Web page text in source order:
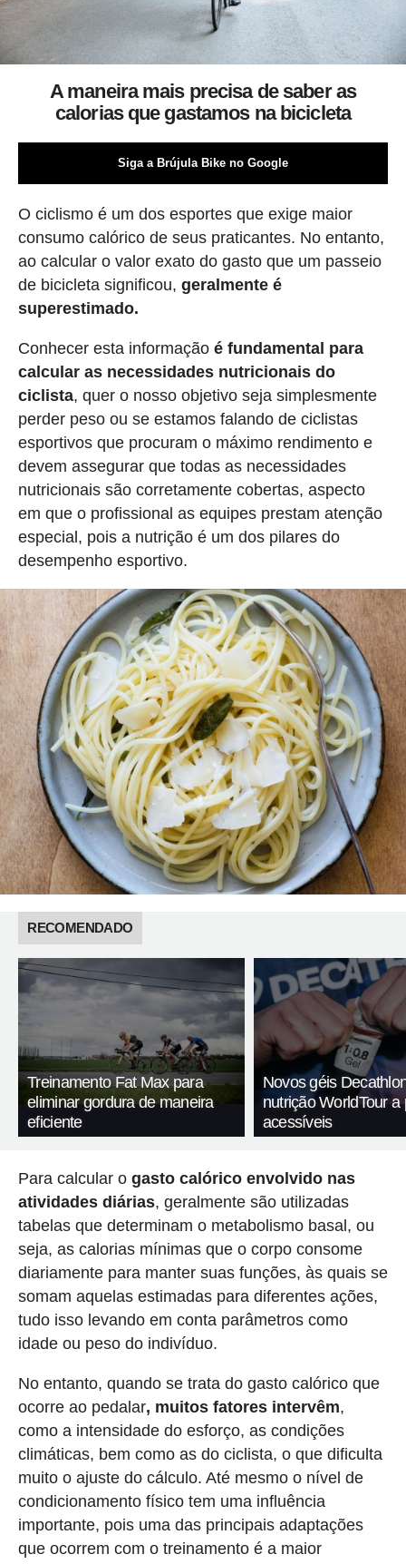
A maneira mais precisa de saber as
calorias que gastamos na bicicleta
Siga a Brújula Bike no Google
O ciclismo é um dos esportes que exige maior
consumo calórico de seus praticantes. No entanto,
ao calcular o valor exato do gasto que um passeio
de bicicleta significou, geralmente é
superestimado.
Conhecer esta informação é fundamental para
calcular as necessidades nutricionais do
ciclista, quer o nosso objetivo seja simplesmente
perder peso ou se estamos falando de ciclistas
esportivos que procuram o máximo rendimento e
devem assegurar que todas as necessidades
nutricionais são corretamente cobertas, aspecto
em que o profissional as equipes prestam atenção
especial, pois a nutrição é um dos pilares do
desempenho esportivo.
RECOMENDADO
Treinamento Fat Max para
eliminar gordura de maneira
eficiente
Novos géis
nutrição WorldTour a
acessíveis
Para calcular o gasto calórico envolvido nas
atividades diárias, geralmente são utilizadas
tabelas que determinam o metabolismo basal, ou
seja, as calorias mínimas que o corpo consome
diariamente para manter suas funções, às quais se
somam aquelas estimadas para diferentes ações,
tudo isso levando em conta parâmetros como
idade ou peso do indivíduo.
No entanto, quando se trata do gasto calórico que
ocorre ao pedalar, muitos fatores intervêm,
como a intensidade do esforço, as condições
climáticas, bem como as do ciclista, o que dificulta
muito o ajuste do cálculo. Até mesmo o nível de
condicionamento físico tem uma influência
importante, pois uma das principais adaptações
que ocorrem com o treinamento é a maior